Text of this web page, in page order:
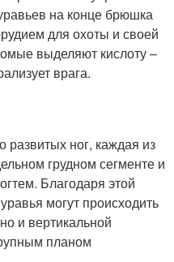
на конце брюшка
для охоты и своей
выделяют кислоту –
врага.
ног, каждая из
грудном сегменте и
Благодаря этой
могут происходить
и вертикальной
планом